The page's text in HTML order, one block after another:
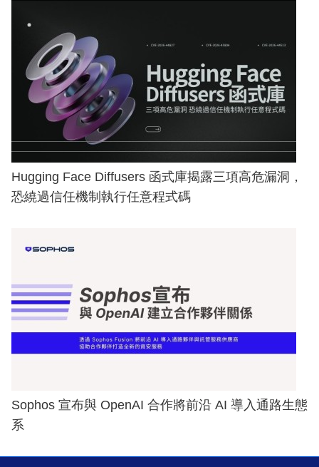
Hugging Face Diffusers 函式庫揭露三項高危漏洞，
恐繞過信任機制執行任意程式碼
Sophos 宣布與 OpenAI 合作將前沿 AI 導入通路生態
系